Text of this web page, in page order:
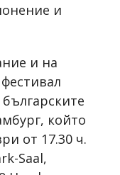
и
и на
който
от 17.30 ч.
Saal,